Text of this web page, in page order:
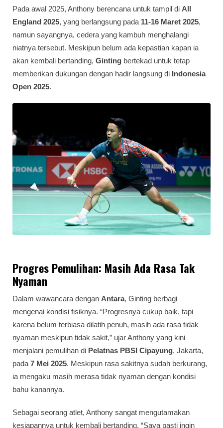
Pada awal 2025, Anthony berencana untuk tampil di All
England 2025, yang berlangsung pada 11-16 Maret 2025,
namun sayangnya, cedera yang kambuh menghalangi
niatnya tersebut. Meskipun belum ada kepastian kapan ia
akan kembali bertanding, Ginting bertekad untuk tetap
memberikan dukungan dengan hadir langsung di Indonesia
Open 2025.
Progres Pemulihan: Masih Ada Rasa Tak
Nyaman
Dalam wawancara dengan Antara, Ginting berbagi
mengenai kondisi fisiknya. “Progresnya cukup baik, tapi
karena belum terbiasa dilatih penuh, masih ada rasa tidak
nyaman meskipun tidak sakit,” ujar Anthony yang kini
menjalani pemulihan di Pelatnas PBSI Cipayung, Jakarta,
pada7 Mei 2025. Meskipun rasa sakitnya sudah berkurang,
ia mengaku masih merasa tidak nyaman dengan kondisi
bahu kanannya.
Sebagai seorang atlet, Anthony sangat mengutamakan
kesiapannya untuk kembali bertanding. “Saya pasti ingin